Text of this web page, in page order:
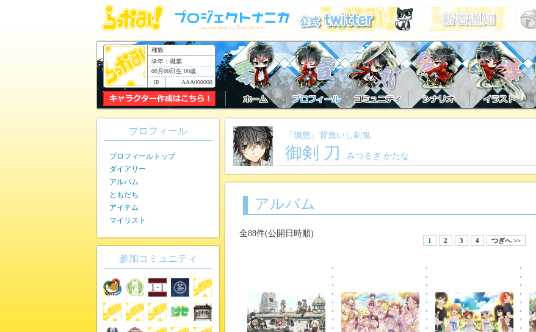
種族
学年：職業
00月00日生 00歳
AAA000000
『憤怒』背負いし剣鬼
御剣 刀 みつるぎ かたな
アルバム
全88件(公開日時順)
1 2 3 4 つぎへ >>
プロフィール
プロフィールトップ
ダイアリー
アルバム
ともだち
アイテム
マイリスト
参加コミュニティ